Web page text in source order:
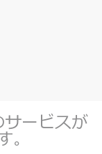
ービスが